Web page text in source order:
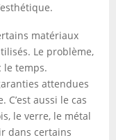
matériaux
Le problème,
le temps.
attendues
aussi le cas
le verre, le métal
dans certains